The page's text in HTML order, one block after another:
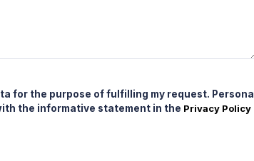
for the purpose of fulfilling my request. Personal
the informative statement in the Privacy Policy